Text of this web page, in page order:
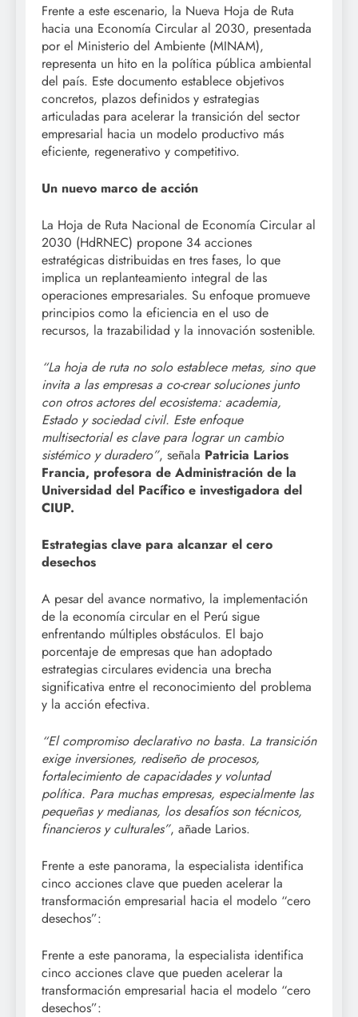
Frente a este escenario, la Nueva Hoja de Ruta
hacia una Economía Circular al 2030, presentada
por el Ministerio del Ambiente (MINAM),
representa un hito en la política pública ambiental
del país. Este documento establece objetivos
concretos, plazos definidos y estrategias
articuladas para acelerar la transición del sector
empresarial hacia un modelo productivo más
eficiente, regenerativo y competitivo.
Un nuevo marco de acción
La Hoja de Ruta Nacional de Economía Circular al
2030 (HdRNEC) propone 34 acciones
estratégicas distribuidas en tres fases, lo que
implica un replanteamiento integral de las
operaciones empresariales. Su enfoque promueve
principios como la eficiencia en el uso de
recursos, la trazabilidad y la innovación sostenible.
“La hoja de ruta no solo establece metas, sino que
invita a las empresas a co-crear soluciones junto
con otros actores del ecosistema: academia,
Estado y sociedad civil. Este enfoque
multisectorial es clave para lograr un cambio
sistémico y duradero”, señala Patricia Larios
Francia, profesora de Administración de la
Universidad del Pacífico e investigadora del
CIUP.
Estrategias clave para alcanzar el cero
desechos
A pesar del avance normativo, la implementación
de la economía circular en el Perú sigue
enfrentando múltiples obstáculos. El bajo
porcentaje de empresas que han adoptado
estrategias circulares evidencia una brecha
significativa entre el reconocimiento del problema
y la acción efectiva.
“El compromiso declarativo no basta. La transición
exige inversiones, rediseño de procesos,
fortalecimiento de capacidades y voluntad
política. Para muchas empresas, especialmente las
pequeñas y medianas, los desafíos son técnicos,
financieros y culturales”, añade Larios.
Frente a este panorama, la especialista identifica
cinco acciones clave que pueden acelerar la
transformación empresarial hacia el modelo “cero
desechos”:
Frente a este panorama, la especialista identifica
cinco acciones clave que pueden acelerar la
transformación empresarial hacia el modelo “cero
desechos”: